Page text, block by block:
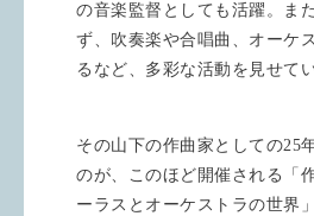
の音楽監督としても活躍。ま
ず、吹奏楽や合唱曲、オーケ
るなど、多彩な活動を見せてい
その山下の作曲家としての25
のが、このほど開催される「
ーラスとオーケストラの世界